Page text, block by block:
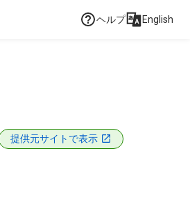
ヘルプ English
提供元サイトで表示